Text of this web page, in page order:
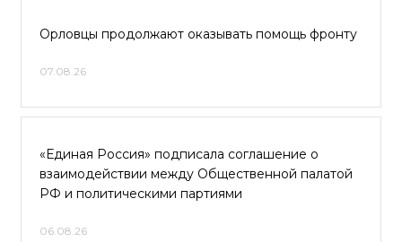
Орловцы продолжают оказывать помощь фронту
07.08.26
«Единая Россия» подписала соглашение о
взаимодействии между Общественной палатой
РФ и политическими партиями
06.08.26